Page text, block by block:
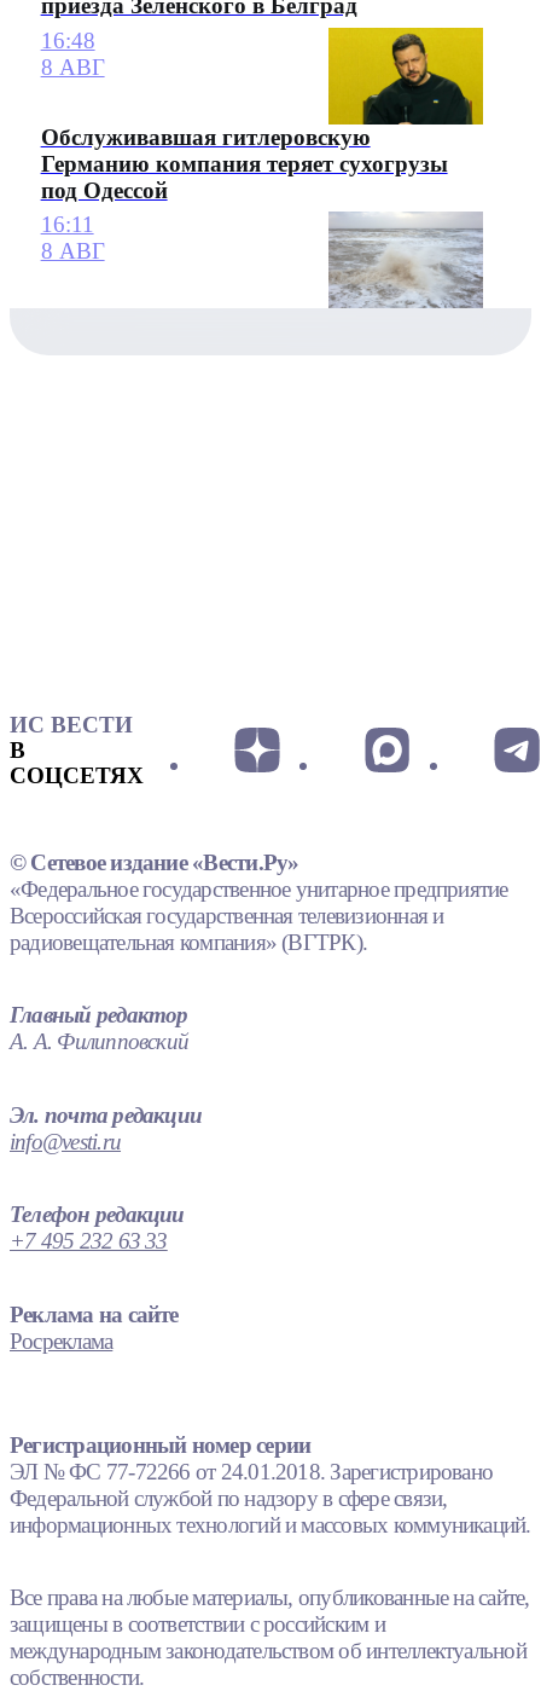
приезда Зеленского в Белград
16:48
8 АВГ
Обслуживавшая гитлеровскую
Германию компания теряет сухогрузы
под Одессой
16:11
8 АВГ
ИС ВЕСТИ
В
СОЦСЕТЯХ
© Сетевое издание «Вести.Ру»
«Федеральное государственное унитарное предприятие
Всероссийская государственная телевизионная и
радиовещательная компания» (ВГТРК).
Главный редактор
А. А. Филипповский
Эл. почта редакции
info@vesti.ru
Телефон редакции
+7 495 232 63 33
Реклама на сайте
Росреклама
Регистрационный номер серии
ЭЛ № ФС 77-72266 от 24.01.2018. Зарегистрировано
Федеральной службой по надзору в сфере связи,
информационных технологий и массовых коммуникаций.
Все права на любые материалы, опубликованные на сайте,
защищены в соответствии с российским и
международным законодательством об интеллектуальной
собственности.